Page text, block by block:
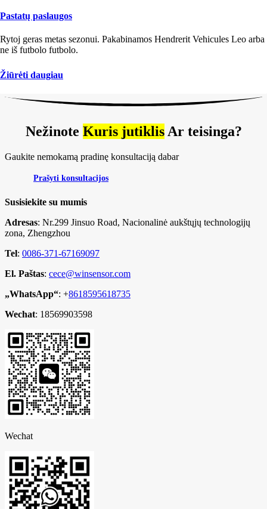
Pastatų paslaugos
Rytoj geras metas sezonui. Pakabinamos Hendrerit Vehicules Leo arba
ne iš futbolo futbolo.
Žiūrėti daugiau
Nežinote Kuris jutiklisAr teisinga?
Gaukite nemokamą pradinę konsultaciją dabar
Prašyti konsultacijos
Susisiekite su mumis
Adresas: Nr.299 Jinsuo Road, Nacionalinė aukštųjų technologijų
zona, Zhengzhou
Tel: 0086-371-67169097
El. Paštas: cece@winsensor.com
„WhatsApp“: +8618595618735
Wechat: 18569903598
Wechat